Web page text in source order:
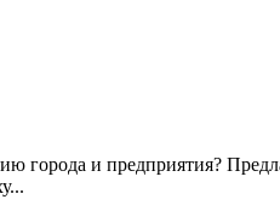
и предприятия?